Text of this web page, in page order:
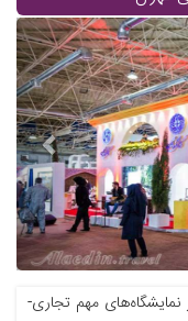
نمایشگاه‌های مهم تجاری-